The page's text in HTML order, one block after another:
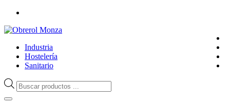
Industria
Hostelería
Sanitario
Búsqueda
de